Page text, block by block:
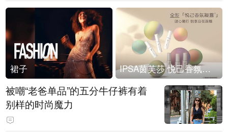
裙子 IPSA茵芙莎 悦己香氛凝露上市
被嘲“老爸单品”的五分牛仔裤有着
别样的时尚魔力